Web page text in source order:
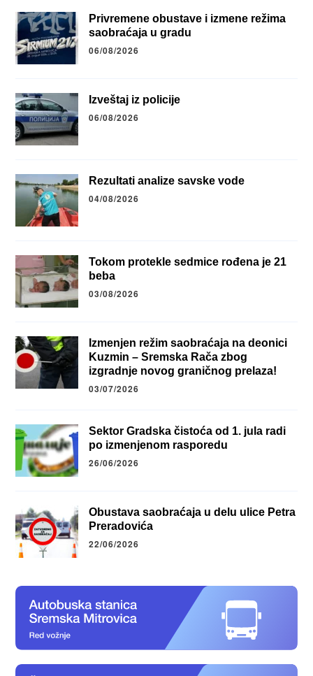
Privremene obustave i izmene režima
saobraćaja u gradu
06/08/2026
Izveštaj iz policije
06/08/2026
Rezultati analize savske vode
04/08/2026
Tokom protekle sedmice rođena je 21
beba
03/08/2026
Izmenjen režim saobraćaja na deonici
Kuzmin – Sremska Rača zbog
izgradnje novog graničnog prelaza!
03/07/2026
Sektor Gradska čistoća od 1. jula radi
po izmenjenom rasporedu
26/06/2026
Obustava saobraćaja u delu ulice Petra
Preradovića
22/06/2026